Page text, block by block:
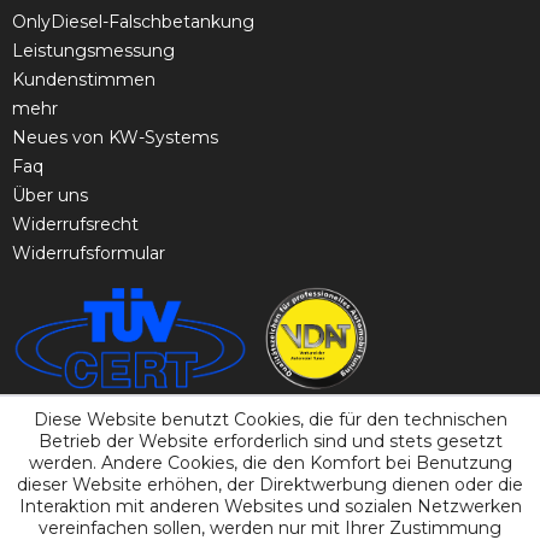
OnlyDiesel-Falschbetankung
Leistungsmessung
Kundenstimmen
mehr
Neues von KW-Systems
Faq
Über uns
Widerrufsrecht
Widerrufsformular
Diese Website benutzt Cookies, die für den technischen
Betrieb der Website erforderlich sind und stets gesetzt
werden. Andere Cookies, die den Komfort bei Benutzung
dieser Website erhöhen, der Direktwerbung dienen oder die
Interaktion mit anderen Websites und sozialen Netzwerken
vereinfachen sollen, werden nur mit Ihrer Zustimmung